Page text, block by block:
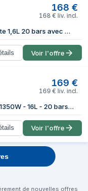
168 €
168 € liv. incl.
Cafetera Combinée Cecotec FreeStyle Latte 1,6L 20 bars avec mousseur lait
Voir l'offre
169 €
169 € liv. incl.
Cafetière - CECOTEC - FreeStyle Latte T - 1350W - 16L - 20 bars - Compatible Nespresso/Dolce Gusto
Voir l'offre
de nouvelles offres